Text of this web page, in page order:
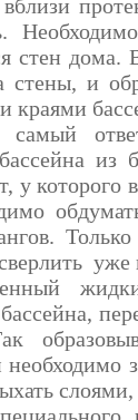
стен дома.
стены, и
краями
самый
из
у
уже
необходимо